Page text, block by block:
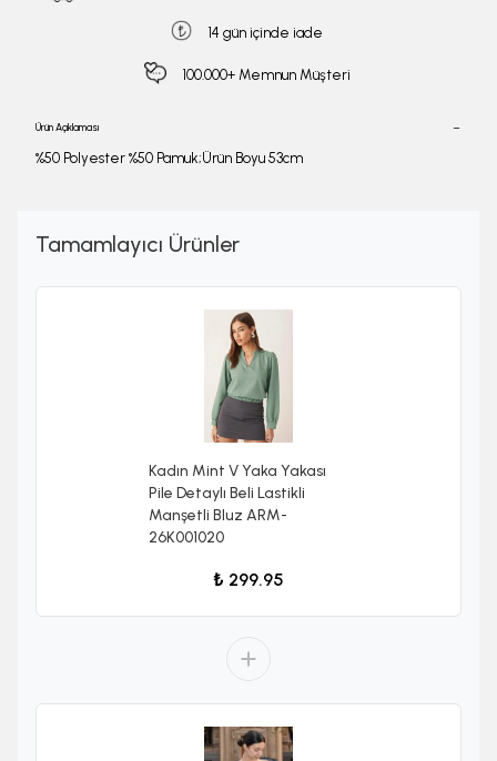
14 gün içinde iade
100.000+ Memnun Müşteri
Ürün Açıklaması
%50 Polyester %50 Pamuk;Ürün Boyu 53cm
Tamamlayıcı Ürünler
Kadın Mint V Yaka Yakası
Pile Detaylı Beli Lastikli
Manşetli Bluz ARM-
26K001020
₺ 299.95